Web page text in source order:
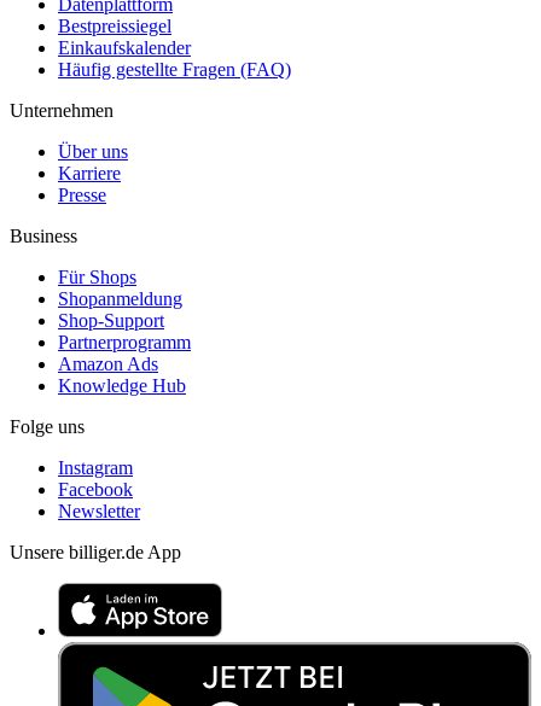
Datenplattform
Bestpreissiegel
Einkaufskalender
Häufig gestellte Fragen (FAQ)
Unternehmen
Über uns
Karriere
Presse
Business
Für Shops
Shopanmeldung
Shop-Support
Partnerprogramm
Amazon Ads
Knowledge Hub
Folge uns
Instagram
Facebook
Newsletter
Unsere billiger.de App